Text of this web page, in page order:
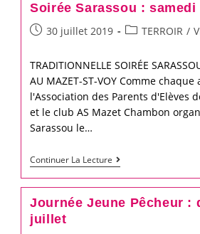
Savon
Dimanche
25
Août
Soirée Sarassou : samedi
Post30 juillet 2019
PostTERROIR /
TRADITIONNELLE SOIRÉE
AU MAZET-ST-VOY Comme chaque
l'Association des Parents d'Elèves
et le club AS Mazet Chambon
Sarassou le…
Continuer La Lecture
Soirée
Sarassou
Journée Jeune Pêcheur :
juillet